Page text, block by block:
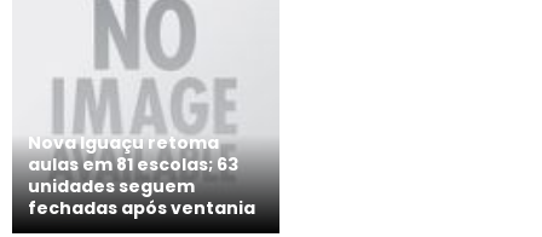
Nova Iguaçu retoma
aulas em 81 escolas; 63
unidades seguem
fechadas após ventania